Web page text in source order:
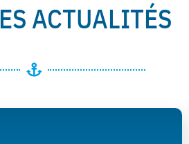
ACTUALITÉS